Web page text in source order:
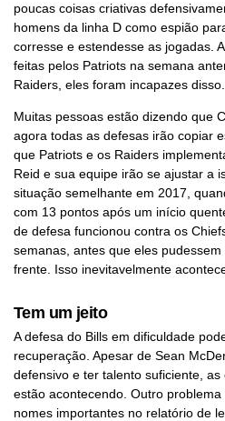
poucas coisas criativas
homens da linha D como espião
corresse e estendesse as jogadas.
feitas pelos Patriots na semana
Raiders, eles foram incapazes disso.
Muitas pessoas estão dizendo que
agora todas as defesas irão copiar
que Patriots e os Raiders
Reid e sua equipe irão se ajustar a
situação semelhante em 2017,
com 13 pontos após um início
de defesa funcionou contra os
semanas, antes que eles
frente. Isso inevitavelmente
Tem um jeito
A defesa do Bills em dificuldade
recuperação. Apesar de Sean
defensivo e ter talento suficiente,
estão acontecendo. Outro
nomes importantes no relatório de